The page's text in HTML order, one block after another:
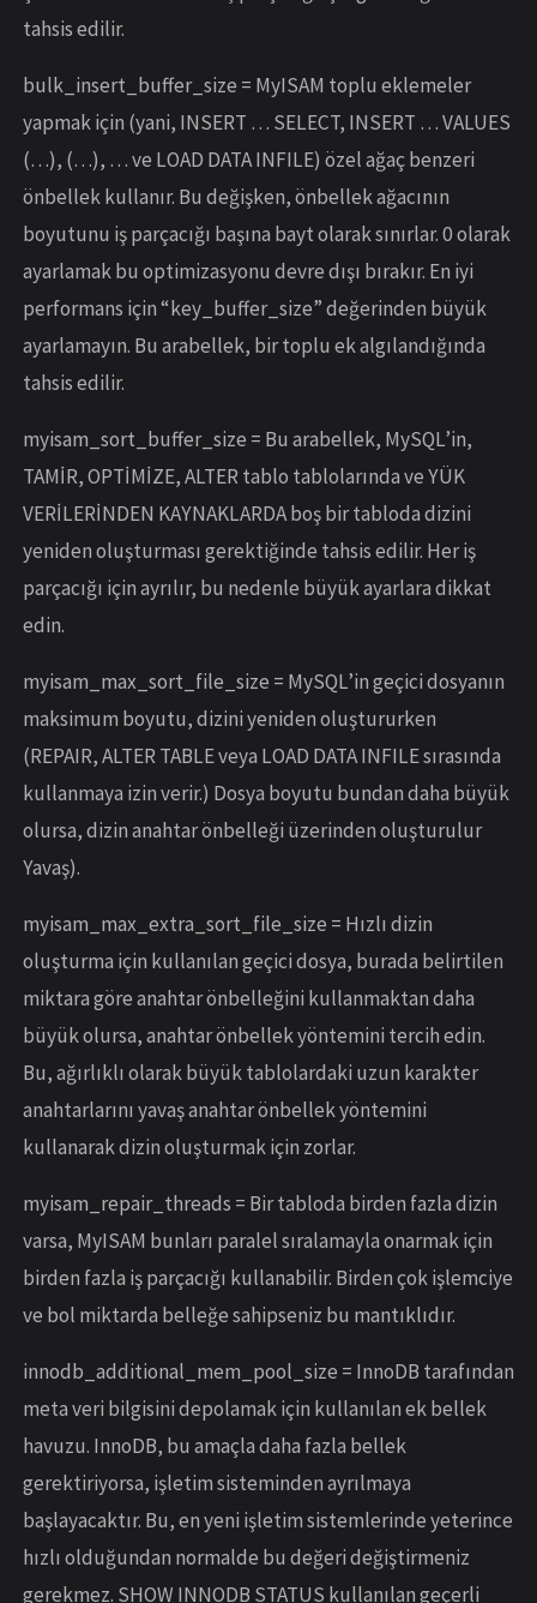
tahsis edilir.
bulk_insert_buffer_size = MyISAM toplu eklemeler
yapmak için (yani, INSERT … SELECT, INSERT … VALUES
(…), (…), … ve LOAD DATA INFILE) özel ağaç benzeri
önbellek kullanır. Bu değişken, önbellek ağacının
boyutunu iş parçacığı başına bayt olarak sınırlar. 0 olarak
ayarlamak bu optimizasyonu devre dışı bırakır. En iyi
performans için “key_buffer_size” değerinden büyük
ayarlamayın. Bu arabellek, bir toplu ek algılandığında
tahsis edilir.
myisam_sort_buffer_size = Bu arabellek, MySQL’in,
TAMİR, OPTİMİZE, ALTER tablo tablolarında ve YÜK
VERİLERİNDEN KAYNAKLARDA boş bir tabloda dizini
yeniden oluşturması gerektiğinde tahsis edilir. Her iş
parçacığı için ayrılır, bu nedenle büyük ayarlara dikkat
edin.
myisam_max_sort_file_size = MySQL’in geçici dosyanın
maksimum boyutu, dizini yeniden oluştururken
(REPAIR, ALTER TABLE veya LOAD DATA INFILE sırasında
kullanmaya izin verir.) Dosya boyutu bundan daha büyük
olursa, dizin anahtar önbelleği üzerinden oluşturulur
Yavaş).
myisam_max_extra_sort_file_size = Hızlı dizin
oluşturma için kullanılan geçici dosya, burada belirtilen
miktara göre anahtar önbelleğini kullanmaktan daha
büyük olursa, anahtar önbellek yöntemini tercih edin.
Bu, ağırlıklı olarak büyük tablolardaki uzun karakter
anahtarlarını yavaş anahtar önbellek yöntemini
kullanarak dizin oluşturmak için zorlar.
myisam_repair_threads = Bir tabloda birden fazla dizin
varsa, MyISAM bunları paralel sıralamayla onarmak için
birden fazla iş parçacığı kullanabilir. Birden çok işlemciye
ve bol miktarda belleğe sahipseniz bu mantıklıdır.
innodb_additional_mem_pool_size = InnoDB tarafından
meta veri bilgisini depolamak için kullanılan ek bellek
havuzu. InnoDB, bu amaçla daha fazla bellek
gerektiriyorsa, işletim sisteminden ayrılmaya
başlayacaktır. Bu, en yeni işletim sistemlerinde yeterince
hızlı olduğundan normalde bu değeri değiştirmeniz
gerekmez. SHOW INNODB STATUS kullanılan geçerli